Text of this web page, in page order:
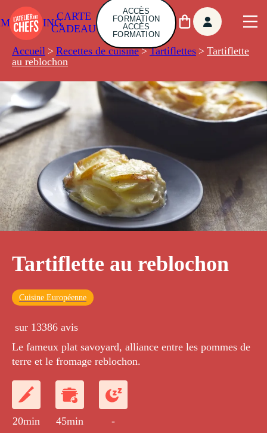
CARTE
CADEAU
ACCÈS
FORMATION
ACCÈS
FORMATION
Accueil > Recettes de cuisine > Tartiflettes > Tartiflette
au reblochon
Tartiflette au reblochon
Cuisine Européenne
sur 13386 avis
Le fameux plat savoyard, alliance entre les pommes de
terre et le fromage reblochon.
20min 45min -